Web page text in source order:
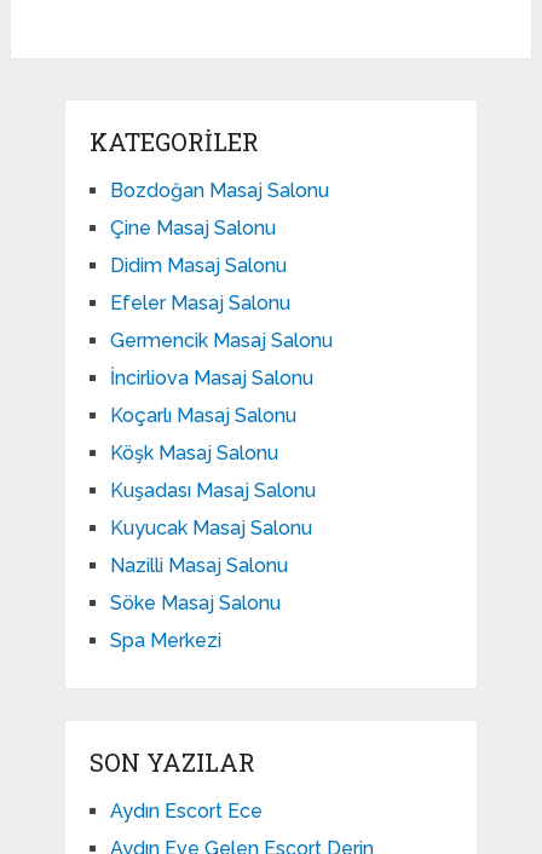
KATEGORILER
Bozdoğan Masaj Salonu
Çine Masaj Salonu
Didim Masaj Salonu
Efeler Masaj Salonu
Germencik Masaj Salonu
İncirliova Masaj Salonu
Koçarlı Masaj Salonu
Köşk Masaj Salonu
Kuşadası Masaj Salonu
Kuyucak Masaj Salonu
Nazilli Masaj Salonu
Söke Masaj Salonu
Spa Merkezi
SON YAZILAR
Aydın Escort Ece
Aydın Eve Gelen Escort Derin